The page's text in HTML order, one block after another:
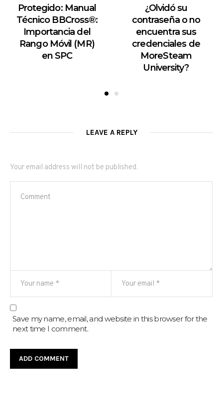
Protegido: Manual
Técnico BBCross®:
Importancia del
Rango Móvil (MR)
en SPC
¿Olvidó su
contraseña o no
encuentra sus
credenciales de
MoreSteam
University?
LEAVE A REPLY
Your email address will not be published.
Save my name, email, and website in this browser for the
next time I comment.